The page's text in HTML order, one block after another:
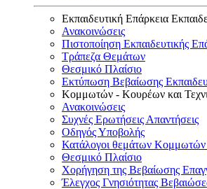
Εκπαιδευτική Επάρκεια
Ανακοινώσεις
Πιστοποίηση Εκπαιδευτικής
Τράπεζα Θεμάτων
Θεσμικό Πλαίσιο
Εκτύπωση Βεβαίωσης
Κομμωτών - Κουρέων και
Ανακοινώσεις
Συχνές Ερωτήσεις Απαντήσεις
Οδηγός Υποβολής
Κατάλογοι θεμάτων Κομμωτών
Θεσμικό Πλαίσιο
Χορήγηση της Βεβαίωσης
Έλεγχος Γνησιότητας